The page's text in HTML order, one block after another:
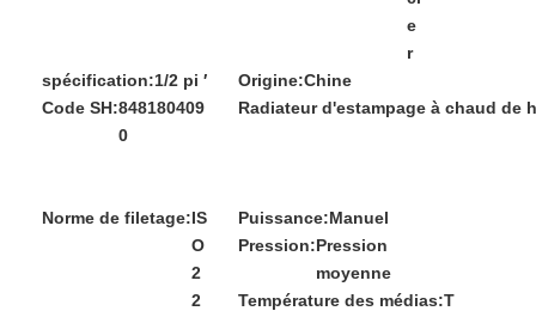
e
r
spécification:1/2 pi ′ Origine:Chine
Code SH:848180409
0
Radiateur d'estampage à chaud de
Norme de filetage:IS
O
2
2
Puissance:Manuel
Pression:Pression
moyenne
Température des médias:T